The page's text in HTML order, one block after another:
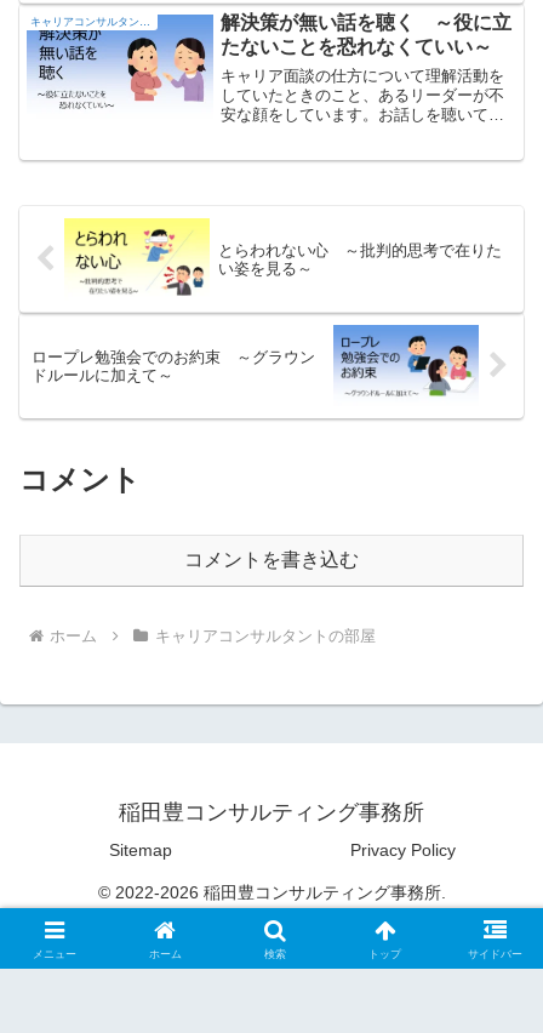
ンスなどに集中することが出来るように
なります
解決策が無い話を聴く ～役に立
たないことを恐れなくていい～
キャリア面談の仕方について理解活動を
していたときのこと、あるリーダーが不
安な顔をしています。お話しを聴いてみ
とらわれない心 ～批判的思考で在りた
い姿を見る～
ロープレ勉強会でのお約束 ～グラウン
ドルールに加えて～
コメント
コメントを書き込む
ホーム キャリアコンサルタントの部屋
稲田豊コンサルティング事務所
Sitemap Privacy Policy
© 2022-2026 稲田豊コンサルティング事務所.
メニュー ホーム 検索 トップ サイドバー